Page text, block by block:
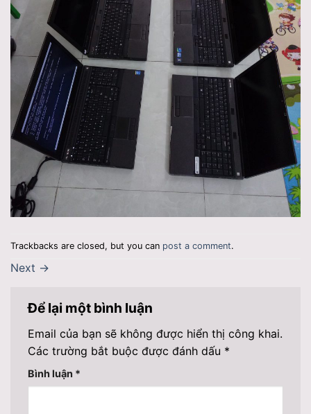
Trackbacks are closed, but you can post a comment.
Next →
Để lại một bình luận
Email của bạn sẽ không được hiển thị công khai.
Các trường bắt buộc được đánh dấu *
Bình luận *